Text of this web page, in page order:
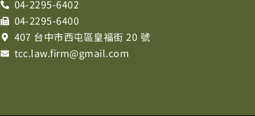
04-2295-6402
04-2295-6400
407 台中市西屯區皇福街 20 號
tcc.law.firm@gmail.com